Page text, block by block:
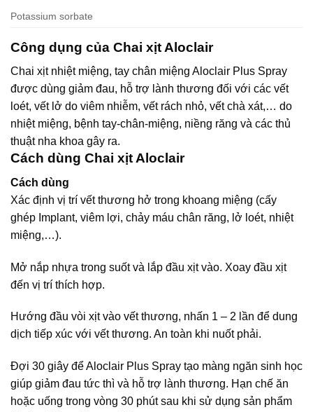
Potassium sorbate
Công dụng của Chai xịt Aloclair
Chai xịt nhiệt miệng, tay chân miệng Aloclair Plus Spray
được dùng giảm đau, hỗ trợ lành thương đối với các vết
loét, vết lở do viêm nhiễm, vết rách nhỏ, vết chà xát,… do
nhiệt miệng, bệnh tay-chân-miệng, niềng răng và các thủ
thuật nha khoa gây ra.
Cách dùng Chai xịt Aloclair
Cách dùng
Xác định vị trí vết thương hở trong khoang miệng (cấy
ghép Implant, viêm lợi, chảy máu chân răng, lở loét, nhiệt
miệng,…).
Mở nắp nhựa trong suốt và lắp đầu xịt vào. Xoay đầu xịt
đến vị trí thích hợp.
Hướng đầu vòi xịt vào vết thương, nhấn 1 – 2 lần để dung
dịch tiếp xúc với vết thương. An toàn khi nuốt phải.
Đợi 30 giây để Aloclair Plus Spray tạo màng ngăn sinh học
giúp giảm đau tức thì và hỗ trợ lành thương. Hạn chế ăn
hoặc uống trong vòng 30 phút sau khi sử dụng sản phẩm